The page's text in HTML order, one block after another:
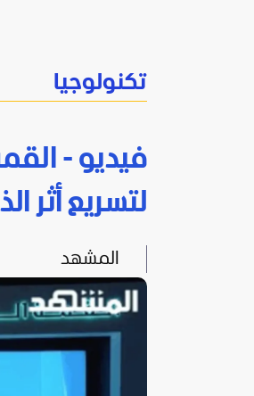
تكنولوجيا
فيديو -
لتسريع أثر
المشهد